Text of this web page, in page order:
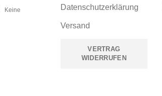
Keine
Datenschutzerklärung
Versand
VERTRAG
WIDERRUFEN